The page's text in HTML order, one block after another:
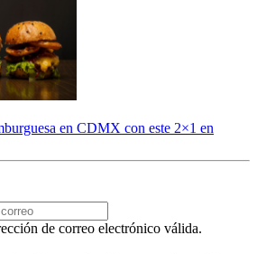
en CDMX con este 2×1 en
de correo electrónico válida.